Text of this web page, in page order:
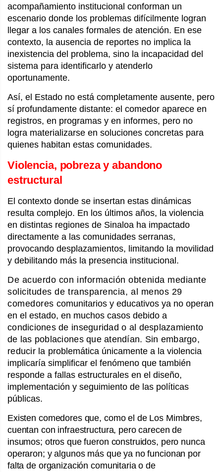
acompañamiento institucional conforman un
escenario donde los problemas difícilmente logran
llegar a los canales formales de atención. En ese
contexto, la ausencia de reportes no implica la
inexistencia del problema, sino la incapacidad del
sistema para identificarlo y atenderlo
oportunamente.
Así, el Estado no está completamente ausente, pero
sí profundamente distante: el comedor aparece en
registros, en programas y en informes, pero no
logra materializarse en soluciones concretas para
quienes habitan estas comunidades.
Violencia, pobreza y abandono
estructural
El contexto donde se insertan estas dinámicas
resulta complejo. En los últimos años, la violencia
en distintas regiones de Sinaloa ha impactado
directamente a las comunidades serranas,
provocando desplazamientos, limitando la movilidad
y debilitando más la presencia institucional.
De acuerdo con información obtenida mediante
solicitudes de transparencia, al menos 29
comedores comunitarios y educativos ya no operan
en el estado, en muchos casos debido a
condiciones de inseguridad o al desplazamiento
de las poblaciones que atendían. Sin embargo,
reducir la problemática únicamente a la violencia
implicaría simplificar el fenómeno que también
responde a fallas estructurales en el diseño,
implementación y seguimiento de las políticas
públicas.
Existen comedores que, como el de Los Mimbres,
cuentan con infraestructura, pero carecen de
insumos; otros que fueron construidos, pero nunca
operaron; y algunos más que ya no funcionan por
falta de organización comunitaria o de